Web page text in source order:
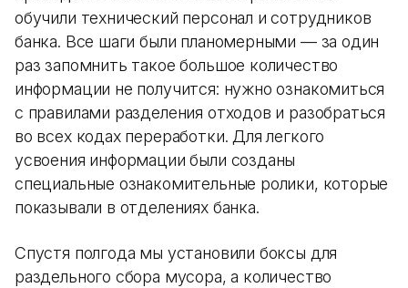
обучили технический персонал и сотрудников
банка. Все шаги были планомерными — за один
раз запомнить такое большое количество
информации не получится: нужно ознакомиться
с правилами разделения отходов и разобраться
во всех кодах переработки. Для легкого
усвоения информации были созданы
специальные ознакомительные ролики, которые
показывали в отделениях банка.
Спустя полгода мы установили боксы для
раздельного сбора мусора, а количество